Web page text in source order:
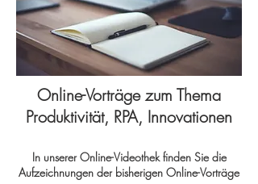
Online-Vorträge zum Thema
Produktivität, RPA, Innovationen
In unserer Online-Videothek finden Sie die
Aufzeichnungen der bisherigen Online-Vorträge